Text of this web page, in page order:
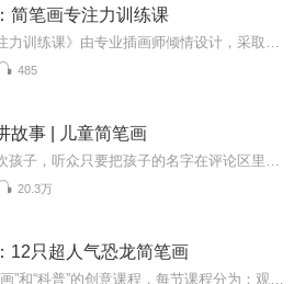
简笔画专注力训练课
485
故事 | 儿童简笔画
20.3万
12只超人气恐龙简笔画